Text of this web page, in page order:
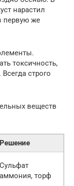
нарастил
первую же
токсичность,
строго
веществ
Решение
Сульфат
аммония, торф